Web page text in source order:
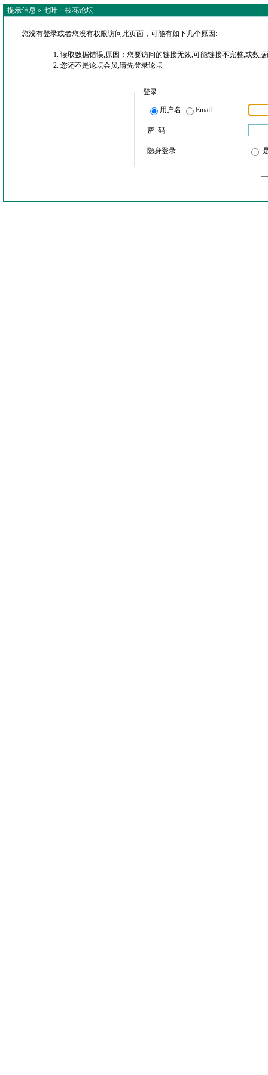
提示信息 » 七叶一枝花论坛
您没有登录或者您没有权限访问此页面，可能有如下几个原因:
读取数据错误,原因：您要访问的链接无效,可能链接不完整,或数
您还不是论坛会员,请先登录论坛
登录
用户名 Email
密 码
隐身登录